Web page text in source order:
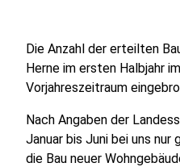
Die Anzahl der erteilten
Herne im ersten Halbjahr
Vorjahreszeitraum
Nach Angaben der
Januar bis Juni bei uns nur
die Bau neuer